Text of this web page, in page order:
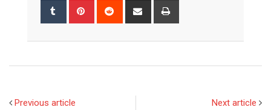
Tumblr Pinterest Reddit
Share
Previous article Next article